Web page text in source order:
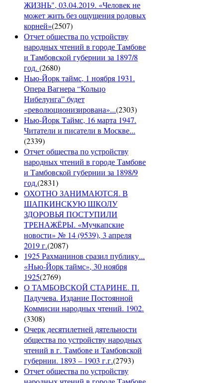
ЖИЗНЬ", 03.04.2019. «Человек не
может жить без ощущения родовых
корней»(2507)
Отчет общества по устройству
народных чтений в городе Тамбове
и Тамбовской губернии за 1897/8
год. (2680)
Нью-Йорк таймс, 1 ноября 1931.
Опера Вагнера “Кольцо
Нибелунга” будет
«революционизирована»...(2303)
Нью-Йорк Таймс, 16 марта 1947.
Читатели и писатели в Москве...
(2339)
Отчет общества по устройству
народных чтений в городе Тамбове
и Тамбовской губернии за 1898/9
год.(2831)
ОХОТНО ЗАНИМАЮТСЯ. В
ШАПКИНСКУЮ ШКОЛУ
ЗДОРОВЬЯ ПОСТУПИЛИ
ТРЕНАЖЁРЫ. «Мучкапские
новости» № 14 (9539), 3 апреля
2019 г.(2087)
1925 Рахманинов сразил публику...
«Нью-Йорк таймс», 30 ноября
1925(2769)
О ТАМБОВСКОЙ СТАРИНЕ. П.
Падучева. Издание Постоянной
Коммисии народных чтений. 1902.
(3308)
Очерк десятилетней дятельности
общества по устройству народных
чтений в г. Тамбове и Тамбовской
губернии. 1893 – 1903 г.г.(2793)
Отчет общества по устройству